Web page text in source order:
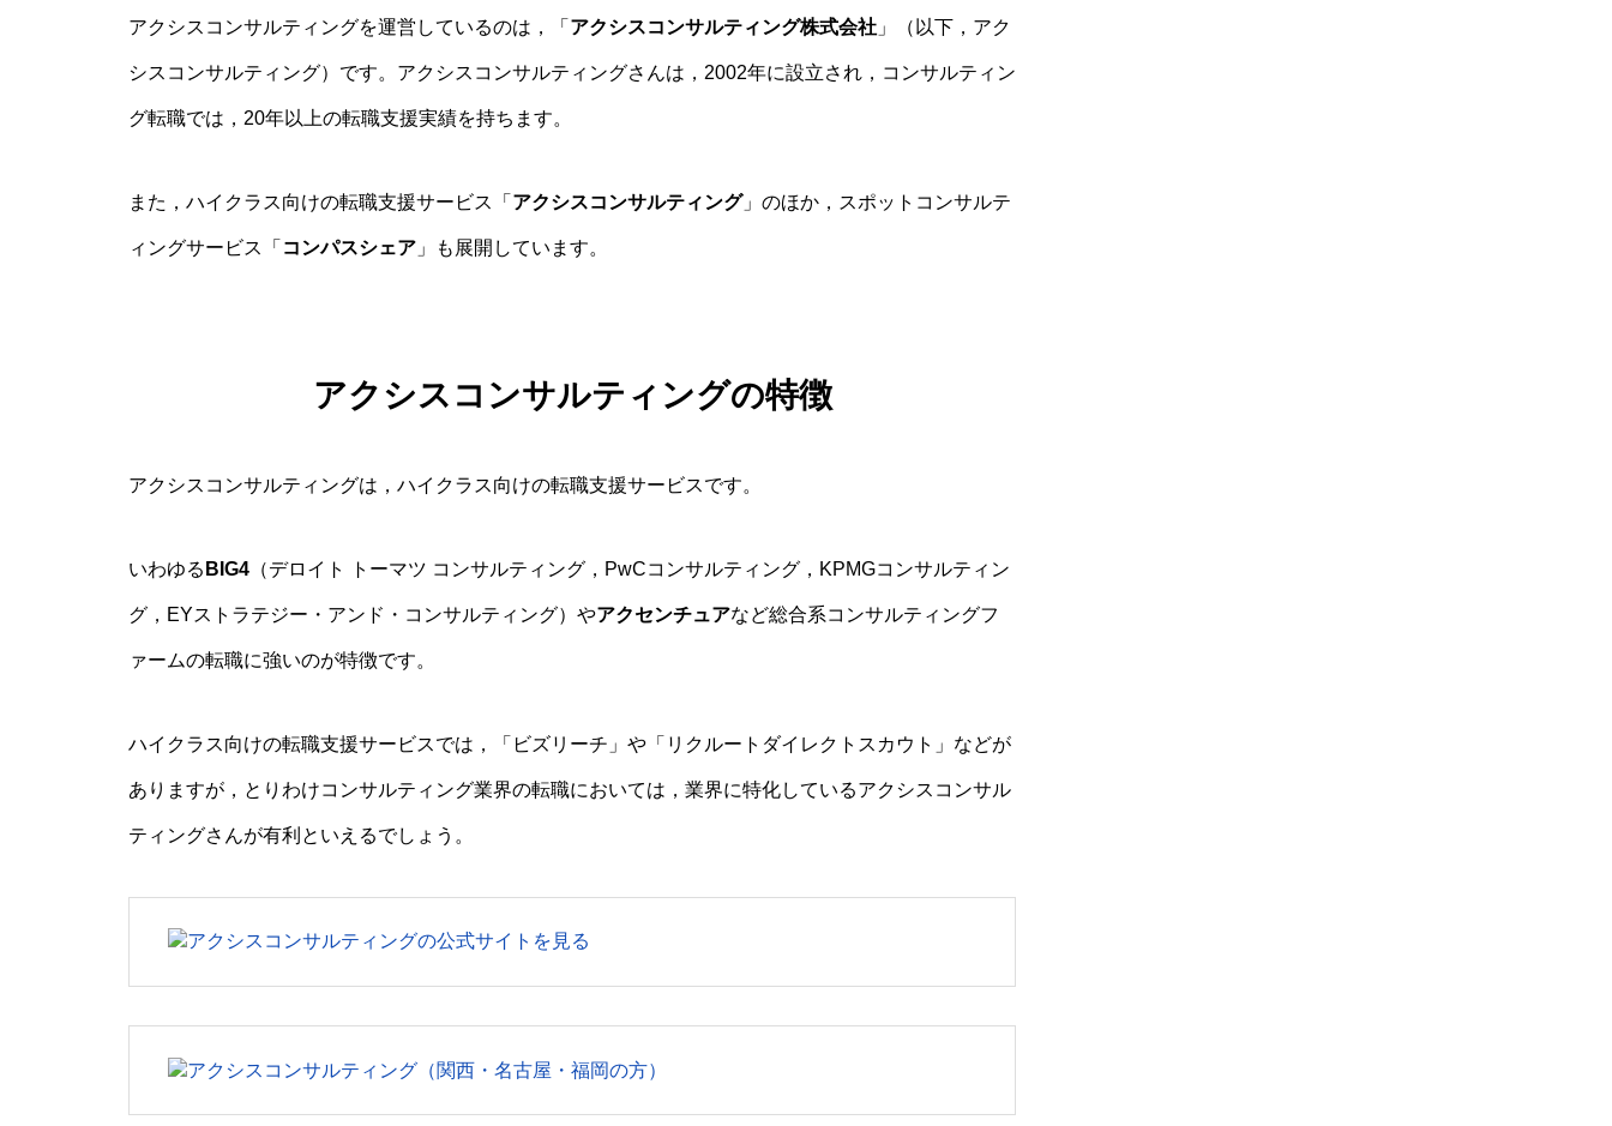
アクシスコンサルティングを運営しているのは，「 アクシスコンサルティング株式会社 」（以下，アク
シスコンサルティング）です。アクシスコンサルティングさんは，2002年に設立され，コンサルティン
グ転職では，20年以上の転職支援実績を持ちます。
また，ハイクラス向けの転職支援サービス「 アクシスコンサルティング」のほか，スポットコンサルテ
ィングサービス「 コンパスシェア 」も展開しています。
アクシスコンサルティングの特徴
アクシスコンサルティングは，ハイクラス向けの転職支援サービスです。
いわゆる BIG4 （デロイト トーマツ コンサルティング，PwCコンサルティング，KPMGコンサルティン
グ，EYストラテジー・アンド・コンサルティング）やアクセンチュアなど総合系コンサルティングフ
ァームの転職に強いのが特徴です。
ハイクラス向けの転職支援サービスでは，「ビズリーチ」や「リクルートダイレクトスカウト」などが
ありますが，とりわけコンサルティング業界の転職においては，業界に特化しているアクシスコンサル
ティングさんが有利といえるでしょう。
アクシスコンサルティングの公式サイトを見る
アクシスコンサルティング（関西・名古屋・福岡の方）